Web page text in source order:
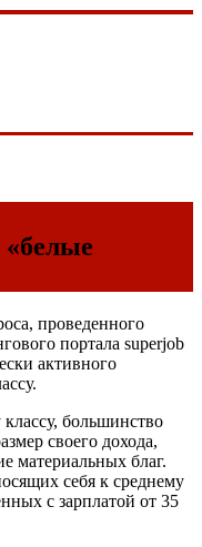
«белые
проведенного
портала superjob
активного
большинство
своего дохода,
материальных благ.
себя к среднему
с зарплатой от 35